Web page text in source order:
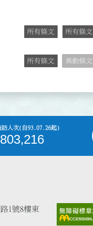
所有條文 所有條文
所有條文 異動條文
訪人次(自93.07.26起)
1號8樓東